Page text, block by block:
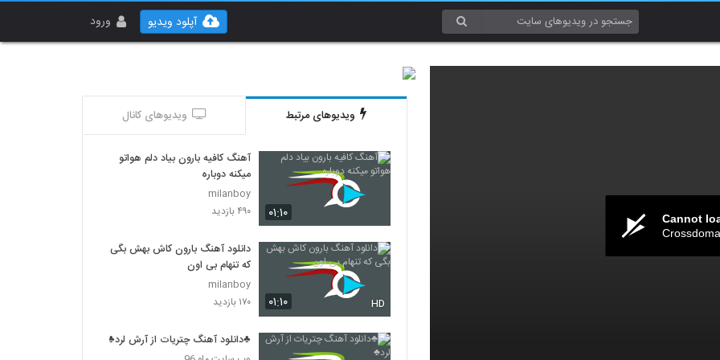
ورود آپلود ویدیو
Cannot
ویدیوهای مرتبط ویدیوهای کانال
۰۱:۱۰
آهنگ کافیه بارون بیاد دلم هواتو
میکنه دوباره
milanboy
۴۹۰ بازدید
۰۱:۱۰ HD
دانلود آهنگ بارون کاش بهش بگی
که تنهام بی اون
milanboy
۱۷۰ بازدید
♣دانلود آهنگ چتریات از آرش لرد♣